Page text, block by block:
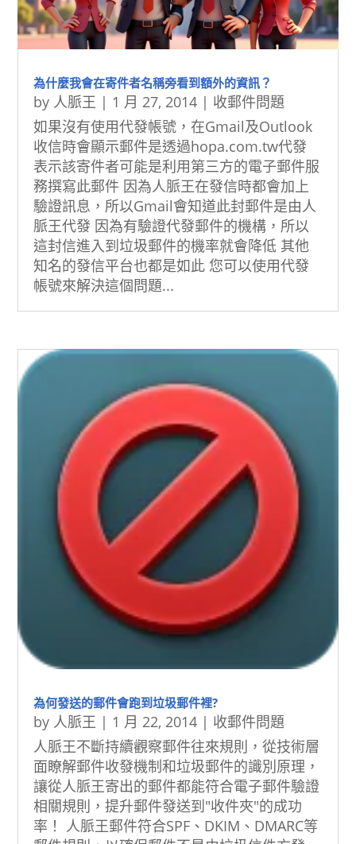
為什麼我會在寄件者名稱旁看到額外的資訊？
by 人脈王 | 1 月 27, 2014 | 收郵件問題
如果沒有使用代發帳號，在Gmail及Outlook
收信時會顯示郵件是透過hopa.com.tw代發
表示該寄件者可能是利用第三方的電子郵件服
務撰寫此郵件 因為人脈王在發信時都會加上
驗證訊息，所以Gmail會知道此封郵件是由人
脈王代發 因為有驗證代發郵件的機構，所以
這封信進入到垃圾郵件的機率就會降低 其他
知名的發信平台也都是如此 您可以使用代發
帳號來解決這個問題...
為何發送的郵件會跑到垃圾郵件裡?
by 人脈王 | 1 月 22, 2014 | 收郵件問題
人脈王不斷持續觀察郵件往來規則，從技術層
面瞭解郵件收發機制和垃圾郵件的識別原理，
讓從人脈王寄出的郵件都能符合電子郵件驗證
相關規則，提升郵件發送到"收件夾"的成功
率！ 人脈王郵件符合SPF、DKIM、DMARC等